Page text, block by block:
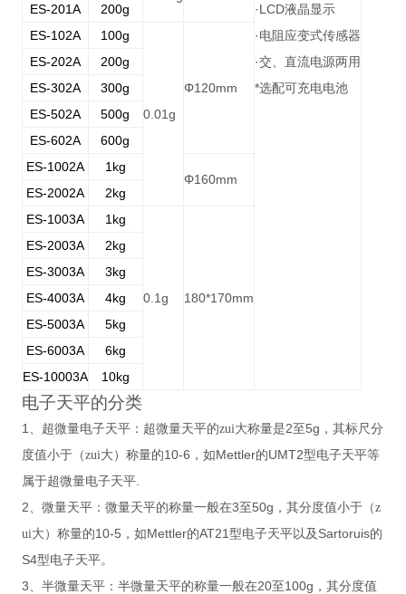
·LCD液晶显示
· 电阻应变式传感器
·交、直流电源两用
*选配可充电电池
ES-201A
200g
ES-102A
100g
0.01g
Φ120mm
ES-202A
200g
ES-302A
300g
ES-502A
500g
ES-602A
600g
ES-1002A
1kg
Φ160mm
ES-2002A
2kg
ES-1003A
1kg
0.1g 180*170mm
ES-2003A
2kg
ES-3003A
3kg
ES-4003A
4kg
ES-5003A
5kg
ES-6003A
6kg
ES-10003A
10kg
电子天平的分类
1、超微量电子天平：超微量天平的zui大称量是2至5g ，其标尺分
度值小于（zui大）称量的10-6 ，如Mettler的UMT2型电子天平等
属于超微量电子天平.
2、微量天平：微量天平的称量一般在3至50g ，其分度值小于（z
ui大）称量的10-5 ，如Mettler的AT21型电子天平以及 Sartoruis的
S4型电子天平。
3、半微量天平：半微量天平的称量一般在20至 100g ，其分度值